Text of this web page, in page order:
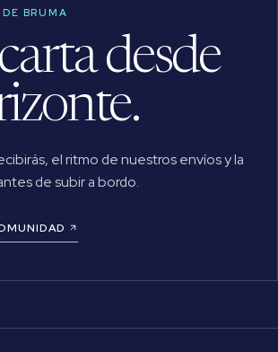
BRUMA
desde
el ritmo de nuestros envíos y la
de subir a bordo.